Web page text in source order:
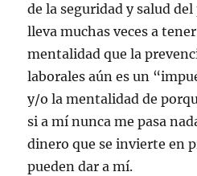
de la seguridad y salud
lleva muchas veces a
mentalidad que la
laborales aún es un
y/o la mentalidad de
si a mí nunca me pasa
dinero que se invierte en
pueden dar a mí.